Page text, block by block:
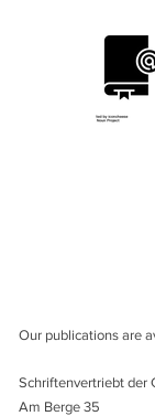
Our publications are
Schriftenvertriebt der
Am Berge 35